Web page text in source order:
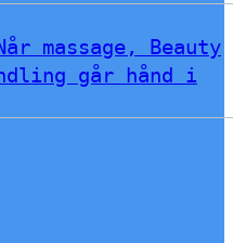
massage, Beauty
går hånd i